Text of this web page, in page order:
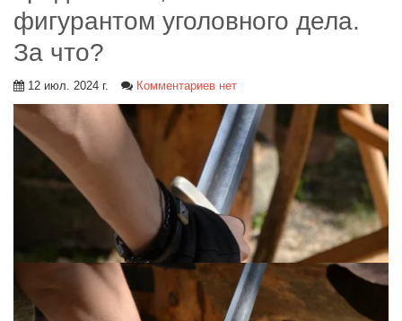
фигурантом уголовного дела.
За что?
12 июл. 2024 г. Комментариев нет